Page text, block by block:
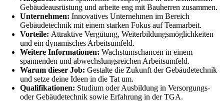
Gebäudeausrüstung und arbeite eng mit Bauherren zusammen.
Unternehmen: Innovatives Unternehmen im Bereich
Gebäudetechnik mit einem starken Fokus auf Teamarbeit.
Vorteile: Attraktive Vergütung, Weiterbildungsmöglichkeiten
und ein dynamisches Arbeitsumfeld.
Weitere Informationen: Wachstumschancen in einem
spannenden und abwechslungsreichen Arbeitsumfeld.
Warum dieser Job: Gestalte die Zukunft der Gebäudetechnik
und setze deine Ideen in die Tat um.
Qualifikationen: Studium oder Ausbildung in Versorgungs-
oder Gebäudetechnik sowie Erfahrung in der TGA.